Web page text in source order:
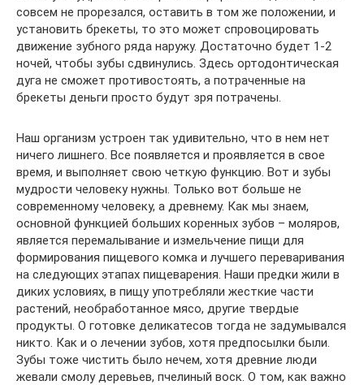
совсем не прорезался, оставить в том же положении, и
установить брекеты, то это может спровоцировать
движение зубного ряда наружу. Достаточно будет 1-2
ночей, чтобы зубы сдвинулись. Здесь ортодонтическая
дуга не сможет противостоять, а потраченные на
брекеты деньги просто будут зря потрачены.
Наш организм устроен так удивительно, что в нем нет
ничего лишнего. Все появляется и проявляется в свое
время, и выполняет свою четкую функцию. Вот и зубы
мудрости человеку нужны. Только вот больше не
современному человеку, а древнему. Как мы знаем,
основной функцией больших коренных зубов – моляров,
является перемалывание и измельчение пищи для
формирования пищевого комка и лучшего переваривания
на следующих этапах пищеварения. Наши предки жили в
диких условиях, в пищу употребляли жесткие части
растений, необработанное мясо, другие твердые
продукты. О готовке деликатесов тогда не задумывался
никто. Как и о лечении зубов, хотя предпосылки были.
Зубы тоже чистить было нечем, хотя древние люди
жевали смолу деревьев, пчелиный воск. О том, как важно